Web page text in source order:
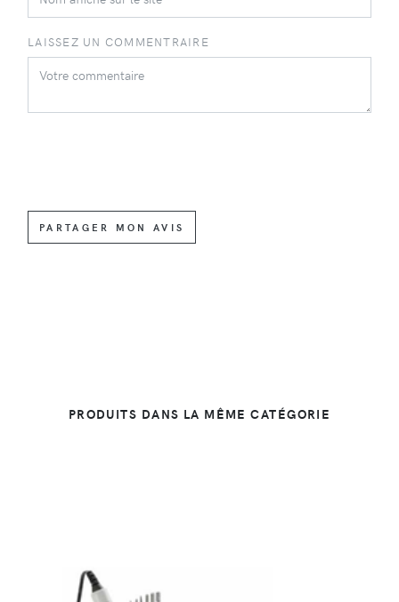
LAISSEZ UN COMMENTRAIRE
PARTAGER MON AVIS
PRODUITS DANS LA MÊME CATÉGORIE